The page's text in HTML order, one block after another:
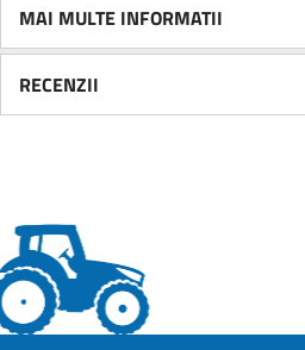
MAI MULTE INFORMATII
RECENZII